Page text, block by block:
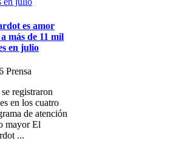
es amor
más de 11 mil
en julio
Prensa
registraron
en los cuatro
de atención
mayor El
...